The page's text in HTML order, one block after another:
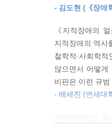
기존의 남성중
단념하기를 요구
--- 「2장 객체와
만약 이것이 옳
념적 실천을 통해
실어준다. / 하지
『지적장애의
저작이다. 리시
저자는 1, 2부
지적장애가 있
(200쪽)
특히, 철학자들
- 김도현 (《장애
《지적장애의
지적장애의 역사
철학적·사회학
않으면서 어떻
비판은 이런 규
- 배세진 (연세대